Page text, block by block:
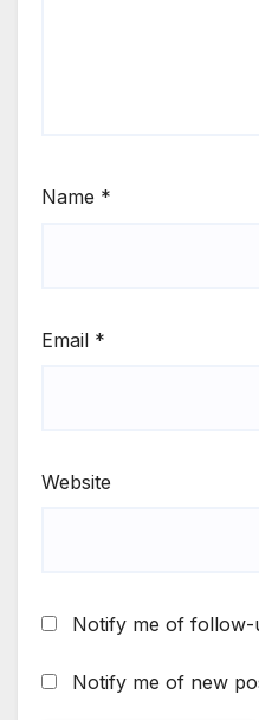
Name *
Email *
Website
Notify me of follow-
Notify me of new